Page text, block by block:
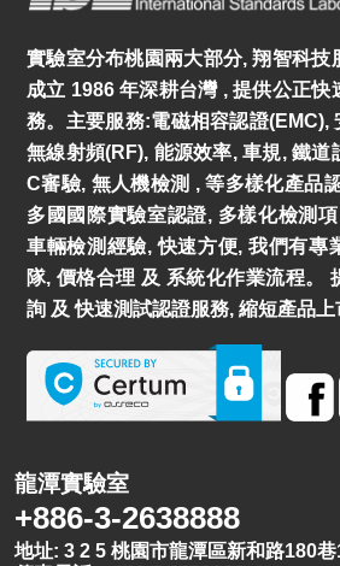
實驗室分布桃園兩大部分, 翔智科技
成立 1986 年深耕台灣 , 提供公正快
務。主要服務:電磁相容認證(EMC),
無線射頻(RF), 能源效率, 車規, 鐵道
C審驗, 無人機檢測 , 等多樣化產品
多國國際實驗室認證, 多樣化檢測
車輛檢測經驗, 快速方便, 我們有專
隊, 價格合理 及 系統化作業流程。
詢 及 快速測試認證服務, 縮短產品上
龍潭實驗室
+886-3-2638888
地址: 3 2 5 桃園市龍潭區新和路180